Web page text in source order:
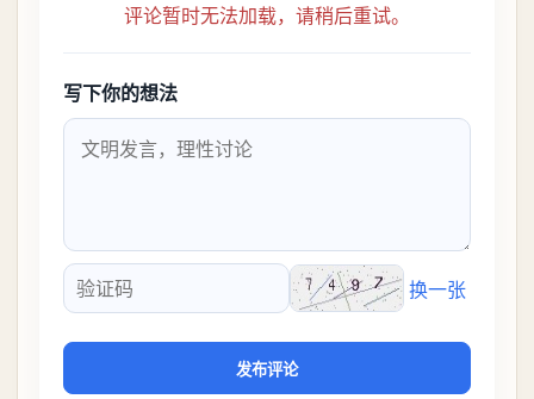
评论暂时无法加载，请稍后重试。
写下你的想法
验证码
换一张
发布评论